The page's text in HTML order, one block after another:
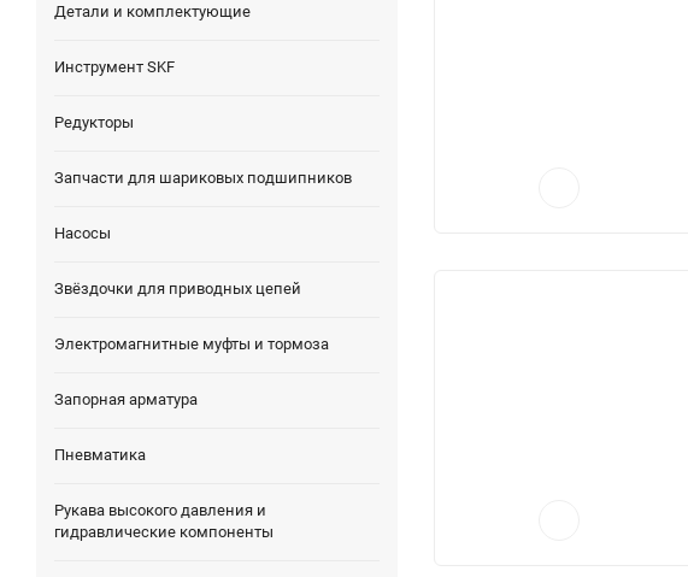
Детали и комплектующие
Инструмент SKF
Редукторы
Запчасти для шариковых подшипников
Насосы
Звёздочки для приводных цепей
Электромагнитные муфты и тормоза
Запорная арматура
Пневматика
Рукава высокого давления и
гидравлические компоненты